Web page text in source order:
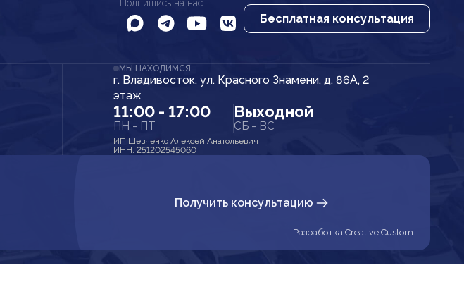
Подпишись на нас
Бесплатная консультация
МЫ НАХОДИМСЯ
г. Владивосток, ул. Красного Знамени, д. 86А, 2
этаж
11:00 - 17:00
ПН - ПТ
Выходной
СБ - ВС
ИП Шевченко Алексей Анатольевич
ИНН: 251202545060
Получить консультацию
Разработка Creative Custom